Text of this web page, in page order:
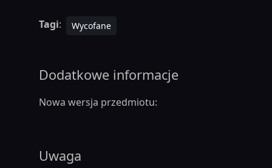
Tagi: Wycofane
Dodatkowe informacje
Nowa wersja przedmiotu:
Uwaga